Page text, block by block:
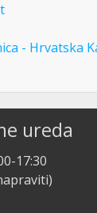
- Hrvatska
ureda
17:30